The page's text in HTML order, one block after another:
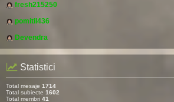
fresh215250
pomitil436
Devendra
Statistici
Total mesaje 1714
Total subiecte 1602
Total membri 41